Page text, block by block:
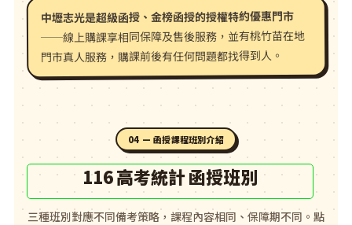
中壢志光是超級函授、金榜函授的授權特約優惠門市
──線上購課享相同保障及售後服務，並有桃竹苗在地
門市真人服務，購課前後有任何問題都找得到人。
04 — 函授課程班別介紹
116 高考統計 函授班別
三種班別對應不同備考策略，課程內容相同、保障期不同。點